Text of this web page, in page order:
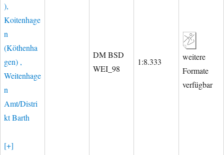
),
Koitenhage
n
(Köthenha
gen) ,
Weitenhage
n
Amt/Distri
kt Barth
[+]
DM BSD
WEI_98
1:8.333
weitere
Formate
verfügbar